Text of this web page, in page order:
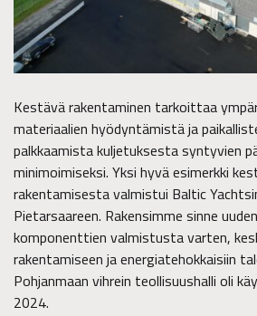
Kestävä rakentaminen tarkoittaa
materiaalien hyödyntämistä ja
palkkaamista kuljetuksesta syntyvien
minimoimiseksi. Yksi hyvä esimerkki
rakentamisesta valmistui Baltic
Pietarsaareen. Rakensimme sinne
komponenttien valmistusta varten,
rakentamiseen ja energiatehokkaisiin
Pohjanmaan vihrein teollisuushalli oli
2024.